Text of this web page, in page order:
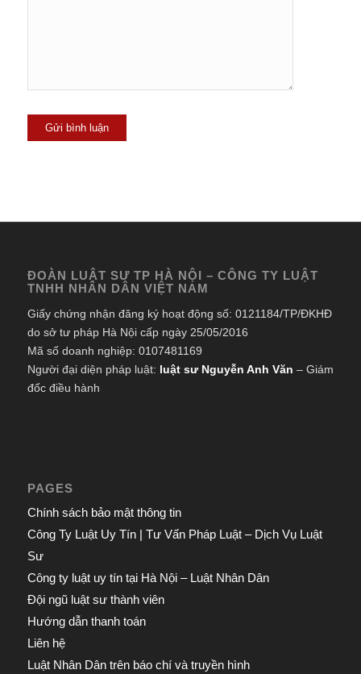
ĐOÀN LUẬT SƯ TP HÀ NỘI – CÔNG TY LUẬT
TNHH NHÂN DÂN VIỆT NAM
Giấy chứng nhận đăng ký hoạt động số: 0121184/TP/ĐKHĐ
do sở tư pháp Hà Nội cấp ngày 25/05/2016
Mã số doanh nghiệp: 0107481169
Người đại diện pháp luật: luật sư Nguyễn Anh Văn – Giám
đốc điều hành
PAGES
Chính sách bảo mật thông tin
Công Ty Luật Uy Tín | Tư Vấn Pháp Luật – Dịch Vụ Luật
Sư
Công ty luật uy tín tại Hà Nội – Luật Nhân Dân
Đội ngũ luật sư thành viên
Hướng dẫn thanh toán
Liên hệ
Luật Nhân Dân trên báo chí và truyền hình